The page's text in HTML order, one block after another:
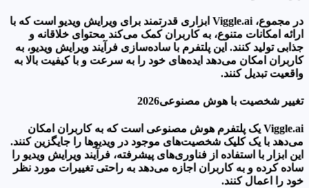
در مجموع، Viggle.ai ابزاری قدرتمند برای ویرایش ویدیو است که با
ارائه امکانات متنوع، به کاربران کمک می‌کند محتوای خلاقانه و
جذابی تولید کنند. این پلتفرم با ساده‌سازی فرآیند ویرایش ویدیو، به
کاربران امکان می‌دهد ایده‌های خود را به سرعت و با کیفیت بالا به
واقعیت تبدیل کنند.
تغییر شخصیت با هوش مصنوعی2026
Viggle.ai یک پلتفرم هوش مصنوعی است که به کاربران امکان
می‌دهد با یک کلیک شخصیت‌های موجود در ویدیوها را جایگزین کنند.
این ابزار با استفاده از فناوری‌های پیشرفته، فرآیند ویرایش ویدیو را
ساده کرده و به کاربران اجازه می‌دهد به راحتی تغییرات مورد نظر
خود را اعمال کنند.